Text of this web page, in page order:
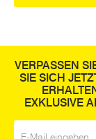
beides gekonnt
zweiter
fahren, können
Oberflächen
geübte Hand.
VERPASSEN
SIE SICH
EXKLUSIVE